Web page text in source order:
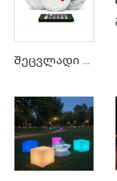
Შეცვლადი 117მმ სპოტის მონაცემების LED აკუმულატორი კოქტეილის ლეიზერული ბარის ავეჯისთვის